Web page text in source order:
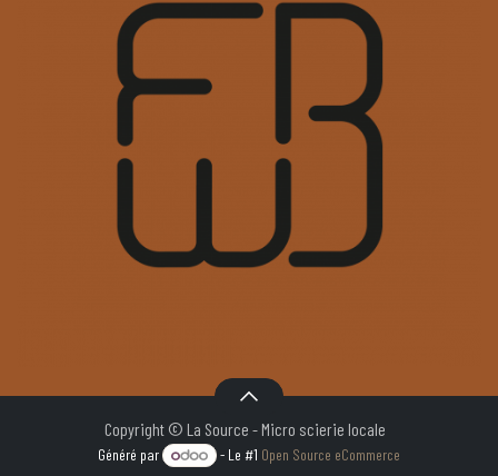
Copyright © La Source - Micro scierie locale
Généré par - Le #1 Open Source eCommerce